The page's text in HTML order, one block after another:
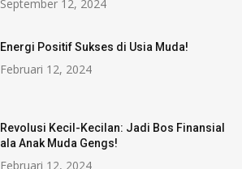
September 12, 2024
Energi Positif Sukses di Usia Muda!
Februari 12, 2024
Revolusi Kecil-Kecilan: Jadi Bos Finansial
ala Anak Muda Gengs!
Februari 12, 2024